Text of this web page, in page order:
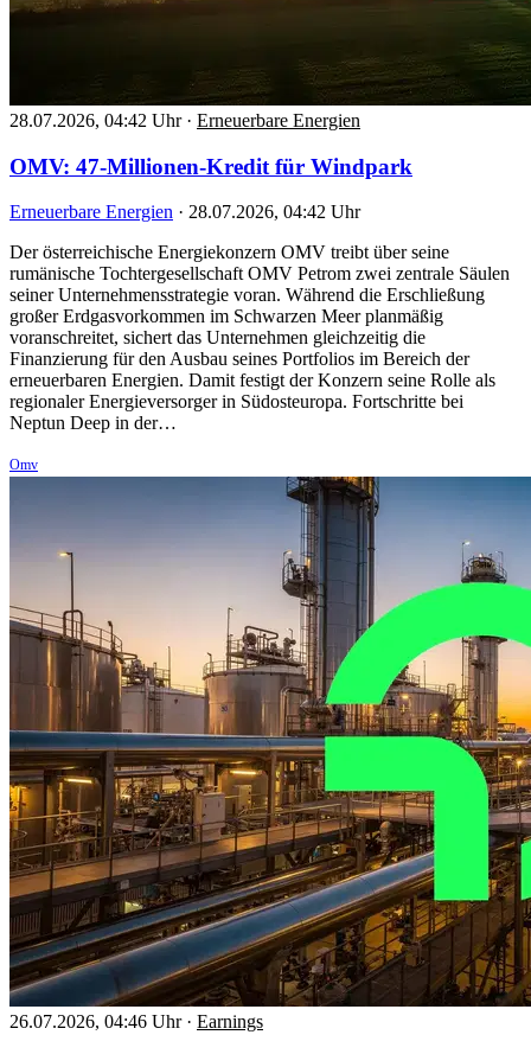
28.07.2026, 04:42 Uhr · Erneuerbare Energien
OMV: 47-Millionen-Kredit für Windpark
Erneuerbare Energien · 28.07.2026, 04:42 Uhr
Der österreichische Energiekonzern OMV treibt über seine
rumänische Tochtergesellschaft OMV Petrom zwei zentrale Säulen
seiner Unternehmensstrategie voran. Während die Erschließung
großer Erdgasvorkommen im Schwarzen Meer planmäßig
voranschreitet, sichert das Unternehmen gleichzeitig die
Finanzierung für den Ausbau seines Portfolios im Bereich der
erneuerbaren Energien. Damit festigt der Konzern seine Rolle als
regionaler Energieversorger in Südosteuropa. Fortschritte bei
Neptun Deep in der…
Omv
26.07.2026, 04:46 Uhr · Earnings